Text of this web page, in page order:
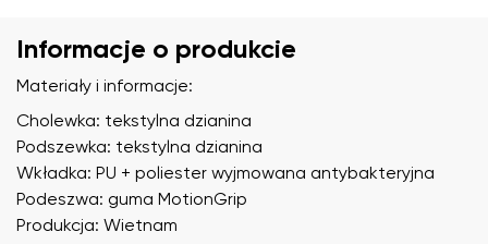
Informacje o produkcie
Materiały i informacje:
Cholewka: tekstylna dzianina
Podszewka: tekstylna dzianina
Wkładka: PU + poliester wyjmowana antybakteryjna
Podeszwa: guma MotionGrip
Produkcja: Wietnam